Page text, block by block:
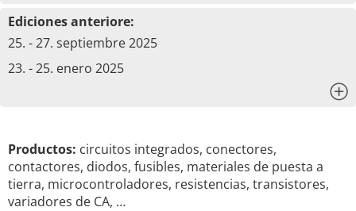
Ediciones anteriore:
25. - 27. septiembre 2025
23. - 25. enero 2025
Productos: circuitos integrados, conectores,
contactores, diodos, fusibles, materiales de puesta a
tierra, microcontroladores, resistencias, transistores,
variadores de CA, …